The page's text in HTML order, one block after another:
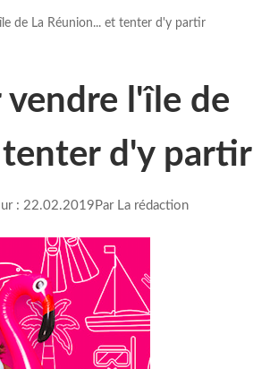
de La Réunion... et tenter d'y partir
vendre l'île de
tenter d'y partir
: 22.02.2019 Par La rédaction